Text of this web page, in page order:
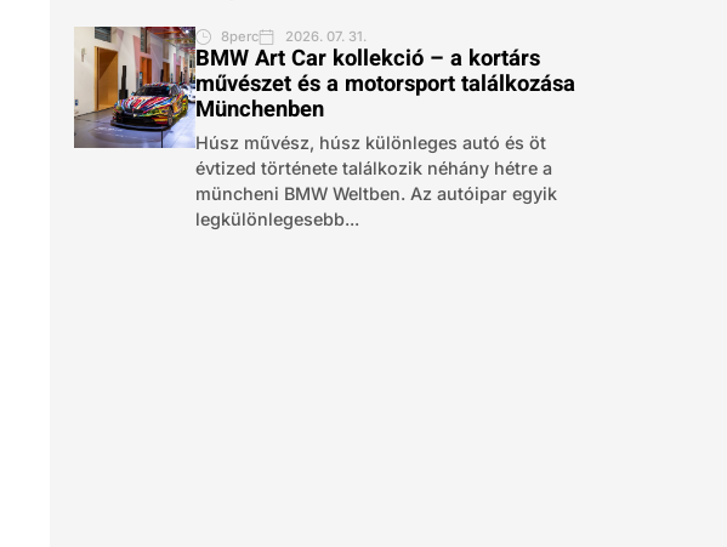
8perc 2026. 07. 31.
BMW Art Car kollekció – a kortárs
művészet és a motorsport találkozása
Münchenben
Húsz művész, húsz különleges autó és öt
évtized története találkozik néhány hétre a
müncheni BMW Weltben. Az autóipar egyik
legkülönlegesebb...